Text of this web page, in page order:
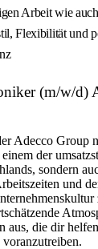
Arbeit wie
Flexibilität und
(m/w/d)
Adecco Group
der
sondern
und
aus, die dir